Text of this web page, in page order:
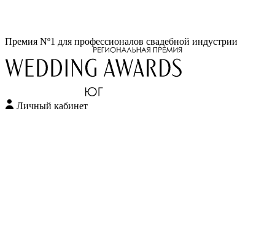
Перейти
содержимому
Премия Nº1 для профессионалов свадебной индустрии
Личный кабинет